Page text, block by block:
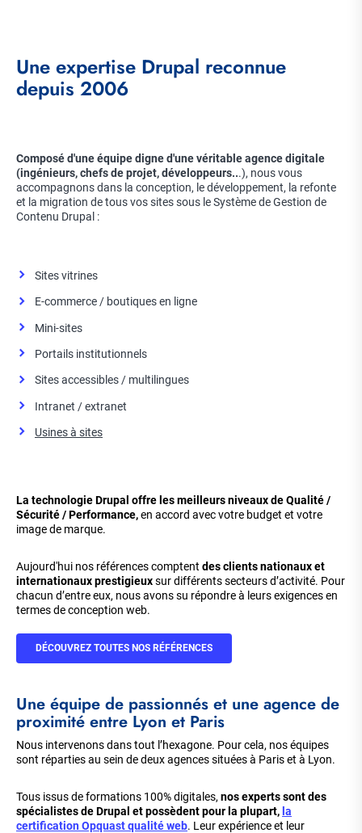
Une expertise Drupal reconnue
depuis 2006
Composé d'une équipe digne d'une véritable agence digitale
(ingénieurs, chefs de projet, développeurs...), nous vous
accompagnons dans la conception, le développement, la refonte
et la migration de tous vos sites sous le Système de Gestion de
Contenu Drupal :
Sites vitrines
E-commerce / boutiques en ligne
Mini-sites
Portails institutionnels
Sites accessibles / multilingues
Intranet / extranet
Usines à sites
La technologie Drupal offre les meilleurs niveaux de Qualité /
Sécurité / Performance,en accord avec votre budget et votre
image de marque.
Aujourd'hui nos références comptent des clients nationaux et
internationaux prestigieuxsur différents secteurs d’activité. Pour
chacun d’entre eux, nous avons su répondre à leurs exigences en
termes de conception web.
DÉCOUVREZ TOUTES NOS RÉFÉRENCES
Une équipe de passionnés et une agence de
proximité entre Lyon et Paris
Nous intervenons dans tout l’hexagone. Pour cela, nos équipes
sont réparties au sein de deux agences situées à Paris et à Lyon.
Tous issus de formations 100% digitales, nos experts sont des
spécialistes de Drupal et possèdent pour la plupart, la
certification Opquast qualité web. Leur expérience et leur